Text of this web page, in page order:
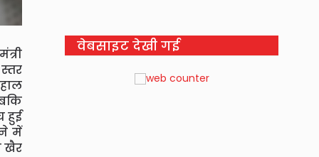
हुई
में
खैर
वेबसाइट देखी गई